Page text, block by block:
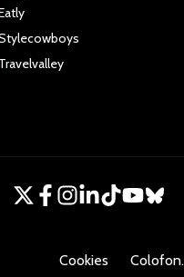
Travelvalley
Cookies Colofon.